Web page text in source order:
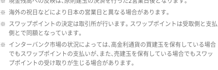
※ 海外の祝日などにより日本の営業日と異なる場合があります。
※ スワップポイントの決定は取引所が行います。スワップポイントは受取側と支払
側とで同額となっています。
※ インターバンク市場の状況によっては、高金利通貨の買建玉を保有している場合
でもスワップポイントの支払いが、また、売建玉を保有している場合でもスワッ
プポイントの受け取りが生じる場合があります。